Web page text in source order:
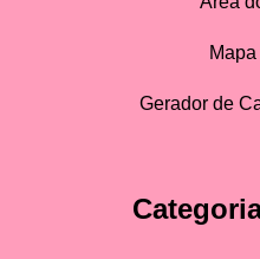
Gerador de